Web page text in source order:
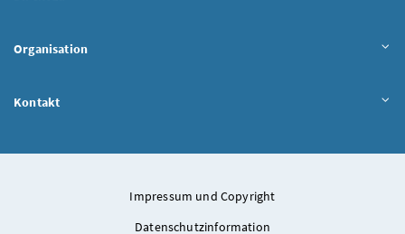
Organisation
Kontakt
Impressum und Copyright
Datenschutzinformation